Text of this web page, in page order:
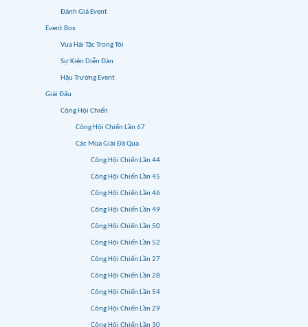
Đánh Giá Event
Event Box
Vua Hải Tặc Trong Tôi
Sự Kiện Diễn Đàn
Hậu Trường Event
Giải Đấu
Công Hội Chiến
Công Hội Chiến Lần 67
Các Mùa Giải Đã Qua
Công Hội Chiến Lần 44
Công Hội Chiến Lần 45
Công Hội Chiến Lần 46
Công Hội Chiến Lần 49
Công Hội Chiến Lần 50
Công Hội Chiến Lần 52
Công Hội Chiến Lần 27
Công Hội Chiến Lần 28
Công Hội Chiến Lần 54
Công Hội Chiến Lần 29
Công Hội Chiến Lần 30